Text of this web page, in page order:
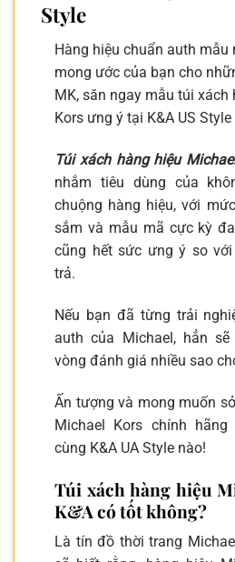
Style
Hàng hiệu chuẩn auth mẫu
mong ước của bạn cho
MK, săn ngay mẫu túi xách
Kors ưng ý tại K&A US Style
Túi xách hàng hiệu
nhắm tiêu dùng của
chuộng hàng hiệu, với
sắm và mẫu mã cực kỳ
cũng hết sức ưng ý so
trả.
Nếu bạn đã từng trải
auth của Michael, hẳn
vòng đánh giá nhiều sao
Ấn tượng và mong muốn
Michael Kors chính
cùng K&A UA Style nào!
Túi xách hàng hiệu
K&A có tốt không?
Là tín đồ thời trang